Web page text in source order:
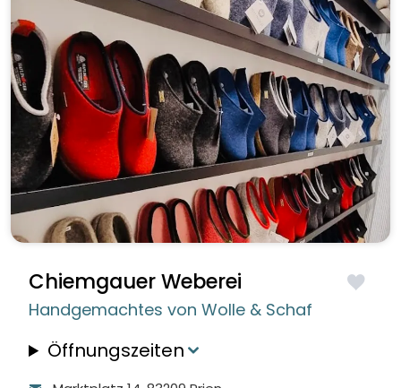
Chiemgauer Weberei
Handgemachtes von Wolle & Schaf
Öffnungszeiten